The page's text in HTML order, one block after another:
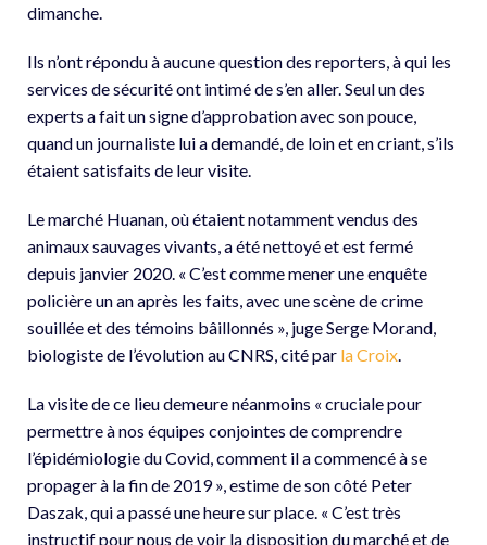
dimanche.
Ils n’ont répondu à aucune question des reporters, à qui les
services de sécurité ont intimé de s’en aller. Seul un des
experts a fait un signe d’approbation avec son pouce,
quand un journaliste lui a demandé, de loin et en criant, s’ils
étaient satisfaits de leur visite.
Le marché Huanan, où étaient notamment vendus des
animaux sauvages vivants, a été nettoyé et est fermé
depuis janvier 2020. « C’est comme mener une enquête
policière un an après les faits, avec une scène de crime
souillée et des témoins bâillonnés », juge Serge Morand,
biologiste de l’évolution au CNRS, cité par la Croix.
La visite de ce lieu demeure néanmoins « cruciale pour
permettre à nos équipes conjointes de comprendre
l’épidémiologie du Covid, comment il a commencé à se
propager à la fin de 2019 », estime de son côté Peter
Daszak, qui a passé une heure sur place. « C’est très
instructif pour nous de voir la disposition du marché et de